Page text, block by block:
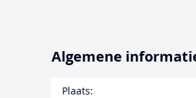
Algemene
Plaats: